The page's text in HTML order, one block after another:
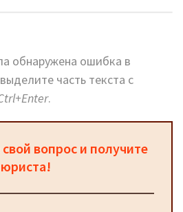
обнаружена ошибка в
часть текста с
.
вопрос и получите